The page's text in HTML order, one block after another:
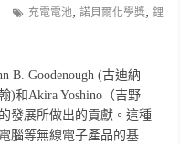
充電電池,諾貝爾化學獎,鋰
B. Goodenough (古迪納
)和Akira Yoshino（吉野
發展所做出的貢獻。這種
腦等無線電子產品的基